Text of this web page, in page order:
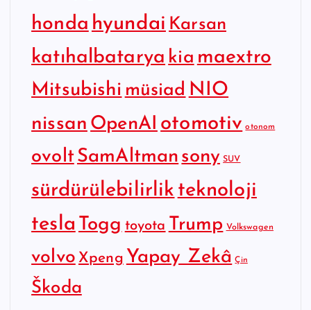
honda hyundai Karsan
katıhalbatarya kia maextro
Mitsubishi müsiad NIO
nissan OpenAI otomotiv otonom
ovoltSamAltman sony SUV
sürdürülebilirlik teknoloji
tesla Togg toyota Trump Volkswagen
volvo Xpeng Yapay Zekâ Çin
Škoda